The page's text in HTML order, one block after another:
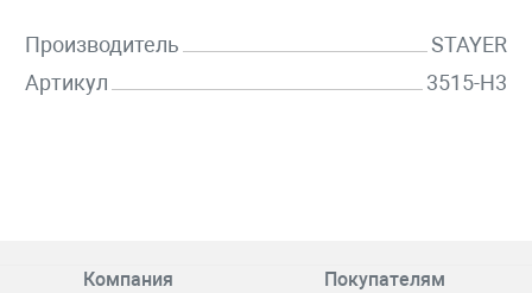
Производитель
STAYER
Артикул
3515-H3
Компания
Покупателям